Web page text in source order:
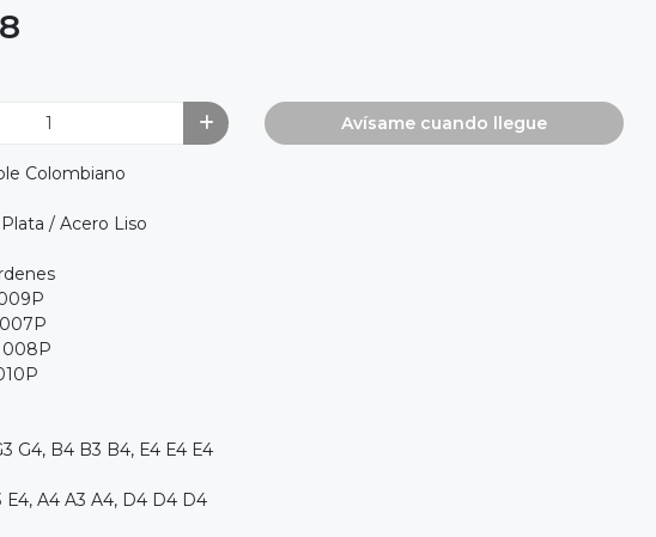
Avísame cuando llegue
Colombiano
/ Acero Liso
G4, B4 B3 B4, E4 E4 E4
E4, A4 A3 A4, D4 D4 D4